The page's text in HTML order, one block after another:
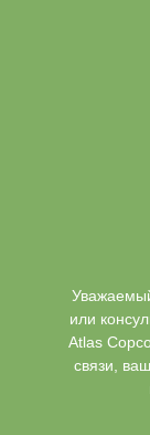
или
Atlas
связи,